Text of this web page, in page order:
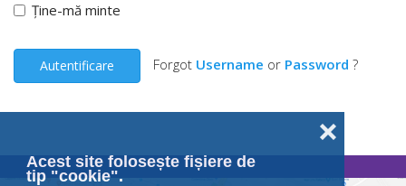
Acest site folosește fișiere de
tip "cookie".
❌
Ține-mă minte
Autentificare Forgot Username or Password ?